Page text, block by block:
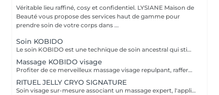
Véritable lieu raffiné, cosy et confidentiel. LYSIANE Maison de
Beauté vous propose des services haut de gamme pour
prendre soin de votre corps dans ...
Soin KOBIDO
Le soin KOBIDO est une technique de soin ancestral qui stimule la tonicité de la peau et ralentit le processus de vieillissement cutané. Il stimule la microcirculation sanguine, aide l'organisme à éliminer les toxines et les cellules à booster la production de collagène pour libérer le visage de ses tensions.
Massage KOBIDO visage
Profiter de ce merveilleux massage visage repulpant, raffermissant et anti-âge sans faire de nettoyage complet et vous relaxer. Ce massage peut être réalisé 1 à 2 fois par semaine. Mais au moins une fois par mois, faire le soin visage KOBIDO intégral de 1H ou 1H30 afin de nettoyer la peau en profondeur.
RITUEL JELLY CRYO SIGNATURE
Soin visage sur-mesure associant un massage expert, l'application d'un Jelly Mask professionnel aux algues et une gestuelle cryo à l'aide de cuillères froides. Ce soin hydrate, lisse, purifie ou revitalise la peau selon ses besoins du moment. La texture jelly permet une diffusion optimale des actifs, tandis que le froid stimule la microcirculation, décongestionne et raffermit la peau. Résultats : Peau fraîche, lissée, lumineuse, traits détendus et sensation de bien-être immédiate.